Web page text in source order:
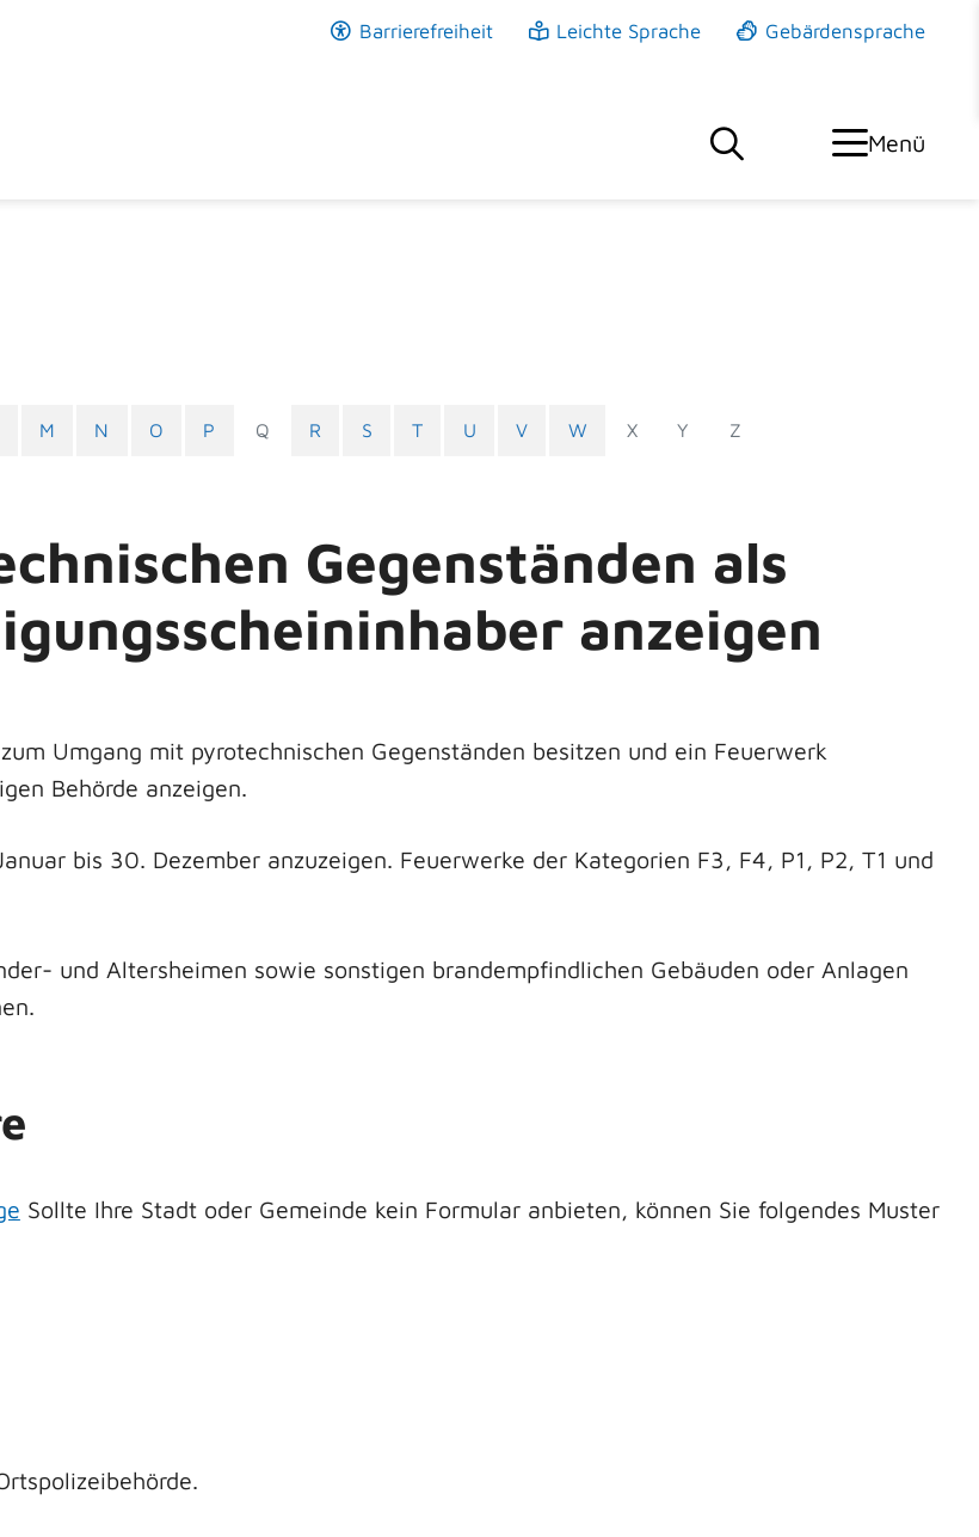
Barrierefreiheit Leichte Sprache Gebärdensprache
Menü
M N O P Q R S T U V W X Y Z
Gegenständen als
anzeigen
Umgang mit pyrotechnischen Gegenständen besitzen und ein Feuerwerk
Behörde anzeigen.
bis 30. Dezember anzuzeigen. Feuerwerke der Kategorien F3, F4, P1, P2, T1 und
und Altersheimen sowie sonstigen brandempfindlichen Gebäuden oder Anlagen
Sollte Ihre Stadt oder Gemeinde kein Formular anbieten, können Sie folgendes Muster